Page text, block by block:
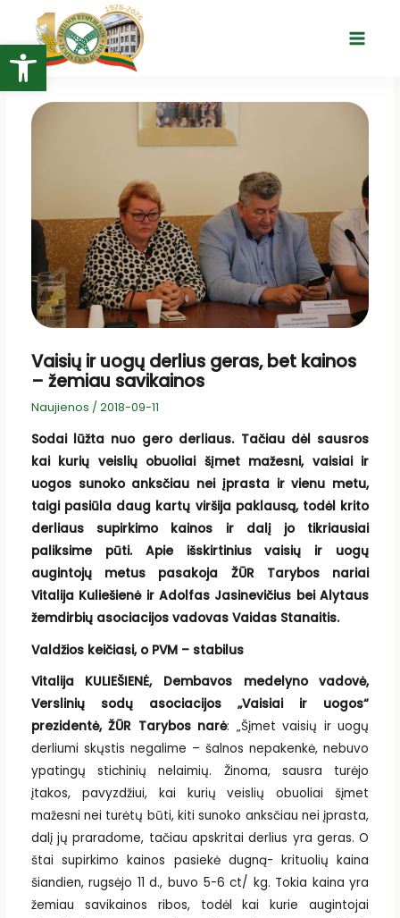
Open toolbar
turinio
Main
Vaisių ir uogų derlius geras, bet kainos
– žemiau savikainos
Naujienos / 2018-09-11
Sodai lūžta nuo gero derliaus. Tačiau dėl sausros
kai kurių veislių obuoliai šįmet mažesni, vaisiai ir
uogos sunoko anksčiau nei įprasta ir vienu metu,
taigi pasiūla daug kartų viršija paklausą, todėl krito
derliaus supirkimo kainos ir dalį jo tikriausiai
paliksime pūti. Apie išskirtinius vaisių ir uogų
augintojų metus pasakoja ŽŪR Tarybos nariai
Vitalija Kuliešienė ir Adolfas Jasinevičius bei Alytaus
žemdirbių asociacijos vadovas Vaidas Stanaitis.
Valdžios keičiasi, o PVM – stabilus
Vitalija KULIEŠIENĖ, Dembavos medelyno vadovė,
Verslinių sodų asociacijos „Vaisiai ir uogos“
prezidentė, ŽŪR Tarybos narė: „Šįmet vaisių ir uogų
derliumi skųstis negalime – šalnos nepakenkė, nebuvo
ypatingų stichinių nelaimių. Žinoma, sausra turėjo
įtakos, pavyzdžiui, kai kurių veislių obuoliai šįmet
mažesni nei turėtų būti, kiti sunoko anksčiau nei įprasta,
dalį jų praradome, tačiau apskritai derlius yra geras. O
štai supirkimo kainos pasiekė dugną- krituolių kaina
šiandien, rugsėjo 11 d., buvo 5-6 ct/ kg. Tokia kaina yra
žemiau savikainos ribos, todėl kai kurie augintojai